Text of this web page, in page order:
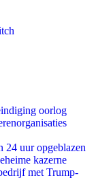
oorlog
24 uur opgeblazen
kazerne
met Trump-